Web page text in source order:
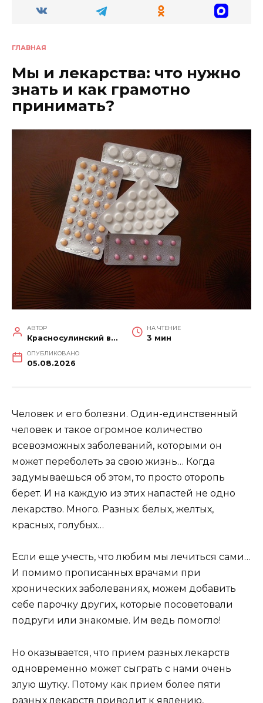
ГЛАВНАЯ
Мы и лекарства: что нужно
знать и как грамотно
принимать?
АВТОР
Красносулинский вестник
НА ЧТЕНИЕ
3 мин
ОПУБЛИКОВАНО
05.08.2026
Человек и его болезни. Один-единственный
человек и такое огромное количество
всевозможных заболеваний, которыми он
может переболеть за свою жизнь… Когда
задумываешься об этом, то просто оторопь
берет. И на каждую из этих напастей не одно
лекарство. Много. Разных: белых, желтых,
красных, голубых…
Если еще учесть, что любим мы лечиться сами…
И помимо прописанных врачами при
хронических заболеваниях, можем добавить
себе парочку других, которые посоветовали
подруги или знакомые. Им ведь помогло!
Но оказывается, что прием разных лекарств
одновременно может сыграть с нами очень
злую шутку. Потому как прием более пяти
разных лекарств приводит к явлению,